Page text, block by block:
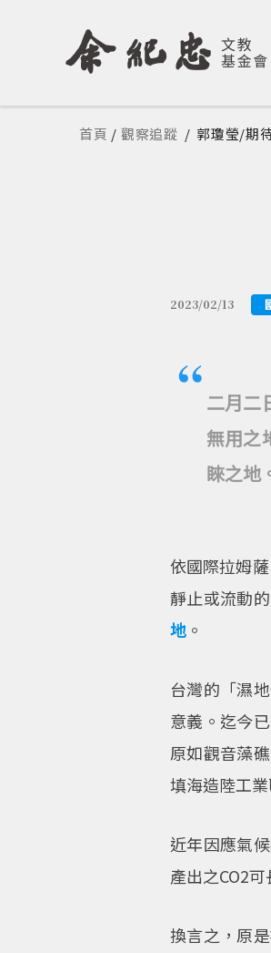
您在這裡
首頁 / 觀察追蹤 / 郭瓊瑩/期
2023/02/13
二月二
無用之
睞之地
依國際拉姆
靜止或流動
地 。
台灣的「濕
意義。迄今
原如觀音藻
填海造陸工
近年因應氣
產出之CO2
換言之，原